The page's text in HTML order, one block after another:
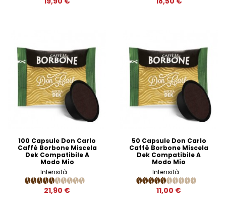
100 Capsule Don Carlo
Caffè Borbone Miscela
Dek Compatibile A
Modo Mio
Intensità:
21,90 €
50 Capsule Don Carlo
Caffè Borbone Miscela
Dek Compatibile A
Modo Mio
Intensità:
11,00 €